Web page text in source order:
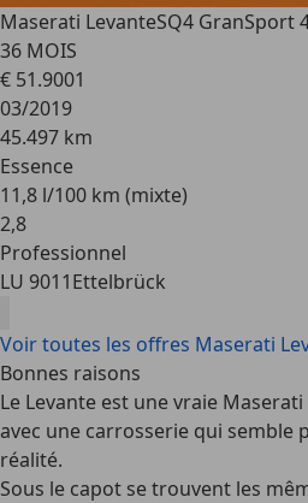
Maserati LevanteSQ4 GranSport
36 MOIS
€ 51.9001
03/2019
45.497 km
Essence
11,8 l/100 km (mixte)
2,8
Professionnel
LU 9011Ettelbrück
Voir toutes les offres Maserati
Bonnes raisons
Le Levante est unevraie Maserati
avec une carrosserie qui semble
réalité.
Sous le capot se trouvent les